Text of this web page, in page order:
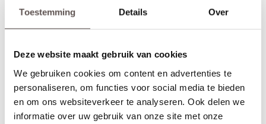
Toestemming Details Over
Deze website maakt gebruik van cookies
We gebruiken cookies om content en advertenties te
personaliseren, om functies voor social media te bieden
en om ons websiteverkeer te analyseren. Ook delen we
informatie over uw gebruik van onze site met onze
Tip!
Heb je een maatwerk deur nodig die tussen de 83.0 en 93.0
breed is én maximaal 10 cm korter is dan de standaard maat van
de juiste hoogte? De meerprijs om de IsoTherm deuren direct bij
eenvoudig afhangen met alle bewerkingen zoals een 3-
puntsluiting op de gewenste maat in de deur gemonteerd. De
deur wordt dan direct arm geschaafd en de bewerkte kanten van
de deur voorzien van grondverf. Stuur voor meer informatie een